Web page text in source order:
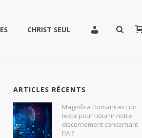
CHRIST SEUL
ARTICLES RÉCENTS
Magnifica Humanitas : un
texte pour nourrir notre
discernement concernant
l’IA ?